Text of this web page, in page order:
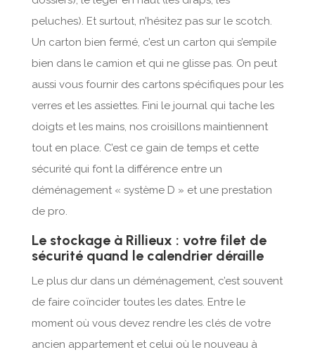
peluches). Et surtout, n’hésitez pas sur le scotch.
Un carton bien fermé, c’est un carton qui s’empile
bien dans le camion et qui ne glisse pas. On peut
aussi vous fournir des cartons spécifiques pour les
verres et les assiettes. Fini le journal qui tache les
doigts et les mains, nos croisillons maintiennent
tout en place. C’est ce gain de temps et cette
sécurité qui font la différence entre un
déménagement « système D » et une prestation
de pro.
Le stockage à Rillieux : votre filet de
sécurité quand le calendrier déraille
Le plus dur dans un déménagement, c’est souvent
de faire coïncider toutes les dates. Entre le
moment où vous devez rendre les clés de votre
ancien appartement et celui où le nouveau à